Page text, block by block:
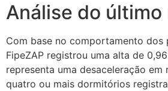
Análise do último
Com base no comportamento
FipeZAP registrou uma alta de
representa uma desaceleração
quatro ou mais dormitórios